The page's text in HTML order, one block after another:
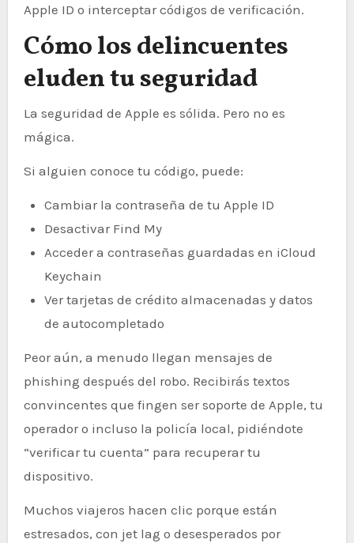
Apple ID o interceptar códigos de verificación.
Cómo los delincuentes
eluden tu seguridad
La seguridad de Apple es sólida. Pero no es
mágica.
Si alguien conoce tu código, puede:
Cambiar la contraseña de tu Apple ID
Desactivar Find My
Acceder a contraseñas guardadas en iCloud
Keychain
Ver tarjetas de crédito almacenadas y datos
de autocompletado
Peor aún, a menudo llegan mensajes de
phishing después del robo. Recibirás textos
convincentes que fingen ser soporte de Apple, tu
operador o incluso la policía local, pidiéndote
“verificar tu cuenta” para recuperar tu
dispositivo.
Muchos viajeros hacen clic porque están
estresados, con jet lag o desesperados por